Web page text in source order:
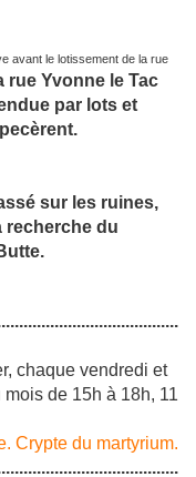
le lotissement de la rue
rue Yvonne le Tac
par lots et
sur les ruines,
recherche du
chaque vendredi et
de 15h à 18h, 11
Crypte du martyrium.